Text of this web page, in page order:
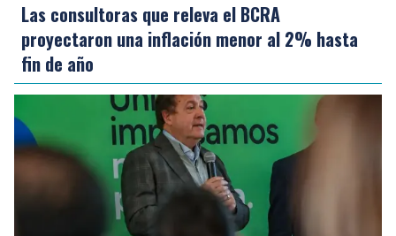
Las consultoras que releva el BCRA
proyectaron una inflación menor al 2% hasta
fin de año